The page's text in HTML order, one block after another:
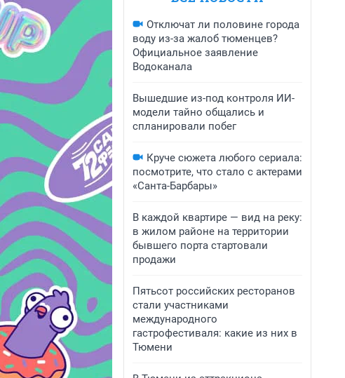
Отключат ли половине города
воду из-за жалоб тюменцев?
Официальное заявление
Водоканала
Вышедшие из-под контроля ИИ-
модели тайно общались и
спланировали побег
Круче сюжета любого сериала:
посмотрите, что стало с актерами
«Санта-Барбары»
В каждой квартире — вид на реку:
в жилом районе на территории
бывшего порта стартовали
продажи
Пятьсот российских ресторанов
стали участниками
международного
гастрофестиваля: какие из них в
Тюмени